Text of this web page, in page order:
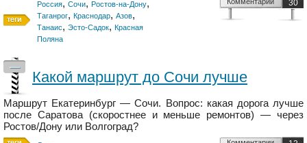
Россия, Сочи, Ростов-на-Дону,
Таганрог, Краснодар, Азов,
Танаис, Эсто-Садок, Красная
Поляна
30
—
Какой маршрут до Сочи лучше
Маршрут Екатеринбург — Сочи. Вопрос: какая дорога лучше
после Саратова (скоростнее и меньше ремонтов) — через
Ростов/Дону или Волгоград?